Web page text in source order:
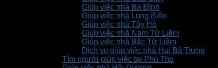
Giúp việc nhà Ba Đình
Giúp việc nhà Long Biên
Giúp việc nhà Tây Hồ
Giúp việc nhà Nam Từ Liêm
Giúp việc nhà Bắc Từ Liêm
Dịch vụ giúp việc nhà Hai Bà Trưng
Tìm người giúp việc tại Phú Thọ